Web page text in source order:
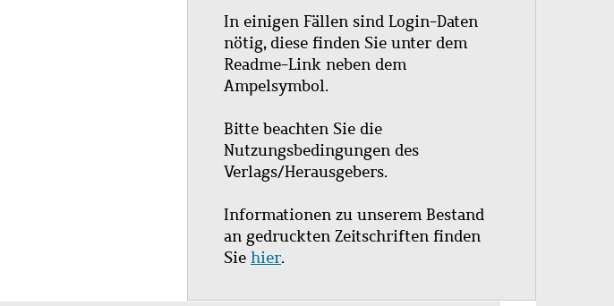
In einigen Fällen sind Login-Daten
nötig, diese finden Sie unter dem
Readme-Link neben dem
Ampelsymbol.
Bitte beachten Sie die
Nutzungsbedingungen des
Verlags/Herausgebers.
Informationen zu unserem Bestand
an gedruckten Zeitschriften finden
Sie hier.